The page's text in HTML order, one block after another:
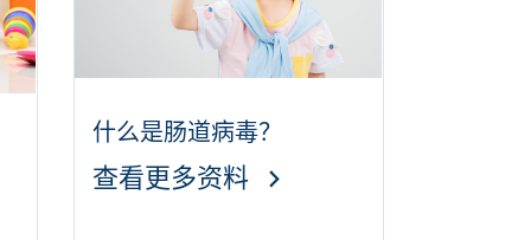
什么是肠道病毒？
查看更多资料